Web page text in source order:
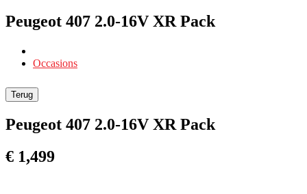
Peugeot 407 2.0-16V XR Pack
Occasions
Terug
Peugeot 407 2.0-16V XR Pack
€ 1,499